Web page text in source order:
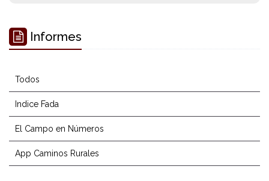
Informes
Todos
Indice Fada
El Campo en Números
App Caminos Rurales